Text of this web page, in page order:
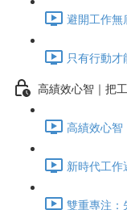
避開工作無
只有行動
高績效心智｜把
高績效心
新時代工
雙重專注